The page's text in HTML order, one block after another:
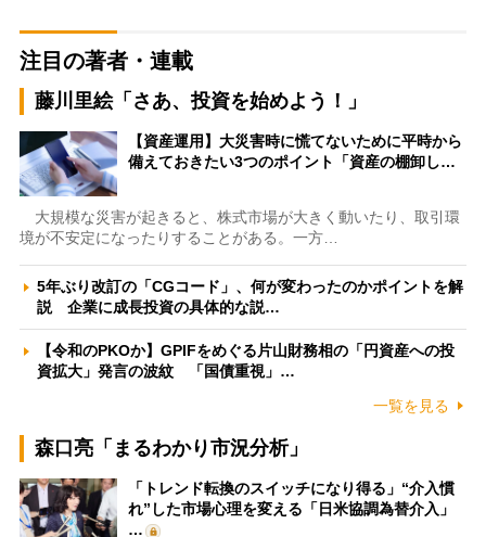
注目の著者・連載
藤川里絵「さあ、投資を始めよう！」
【資産運用】大災害時に慌てないために平時から
備えておきたい3つのポイント「資産の棚卸し…
大規模な災害が起きると、株式市場が大きく動いたり、取引環
境が不安定になったりすることがある。一方…
5年ぶり改訂の「CGコード」、何が変わったのかポイントを解
説 企業に成長投資の具体的な説…
【令和のPKOか】GPIFをめぐる片山財務相の「円資産への投
資拡大」発言の波紋 「国債重視」…
一覧を見る
森口亮「まるわかり市況分析」
「トレンド転換のスイッチになり得る」“介入慣
れ”した市場心理を変える「日米協調為替介入」
…